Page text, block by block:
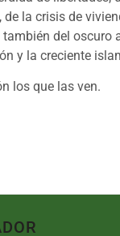
la crisis de
del
y la creciente
los que las ven.